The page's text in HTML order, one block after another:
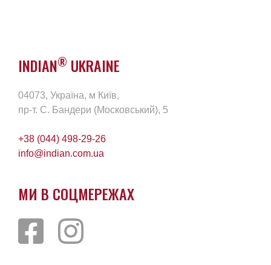
INDIAN® UKRAINE
04073, Україна, м Київ,
пр-т. С. Бандери (Московський), 5
+38 (044) 498-29-26
info@indian.com.ua
МИ В СОЦМЕРЕЖАХ